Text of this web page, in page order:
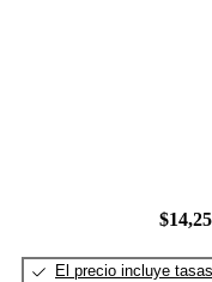
El precio incluye tasas